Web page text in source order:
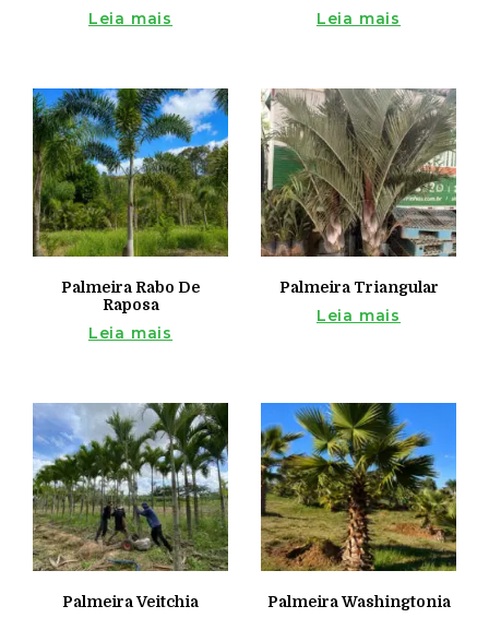
Leia mais Leia mais
Palmeira Rabo De
Raposa
Leia mais
Palmeira Triangular
Leia mais
Palmeira Veitchia Palmeira Washingtonia